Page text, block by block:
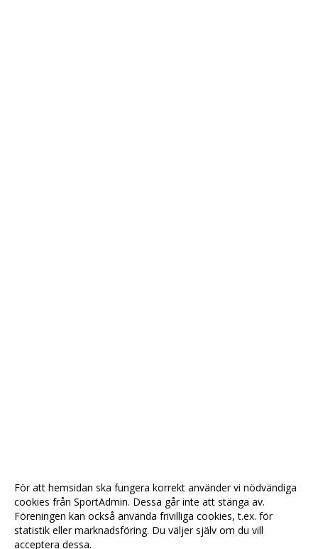
För att hemsidan ska fungera korrekt använder vi nödvändiga
cookies från SportAdmin. Dessa går inte att stänga av.
Föreningen kan också använda frivilliga cookies, t.ex. för
statistik eller marknadsföring. Du väljer själv om du vill
acceptera dessa.